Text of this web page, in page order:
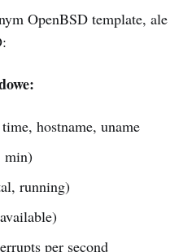
OpenBSD template, ale
hostname, uname
min)
running)
per second